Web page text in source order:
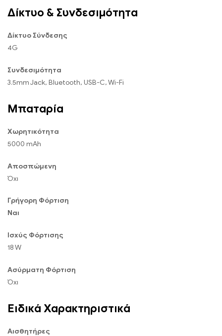
Δίκτυο & Συνδεσιμότητα
Δίκτυο Σύνδεσης
4G
Συνδεσιμότητα
3.5mm Jack, Bluetooth, USB-C, Wi-Fi
Μπαταρία
Χωρητικότητα
5000 mAh
Αποσπώμενη
Όχι
Γρήγορη Φόρτιση
Ναι
Ισχύς Φόρτισης
18 W
Ασύρματη Φόρτιση
Όχι
Ειδικά Χαρακτηριστικά
Αισθητήρες